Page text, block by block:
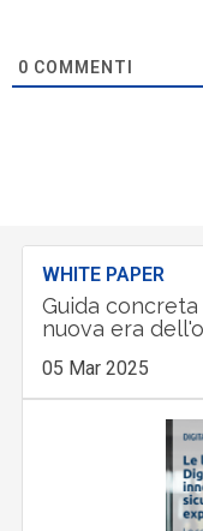
0 COMMENTI
WHITE PAPER
Guida
nuova era
05 Mar 2025